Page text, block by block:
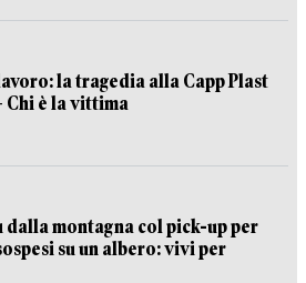
la tragedia alla Capp Plast
Chi è la vittima
dalla montagna col pick-up per
su un albero: vivi per